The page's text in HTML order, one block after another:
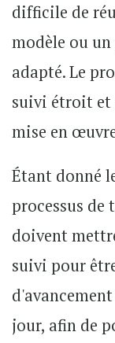
difficile de
modèle ou
adapté. Le
suivi étroit et
mise en
Étant donné
processus
doivent
suivi pour
jour, afin de